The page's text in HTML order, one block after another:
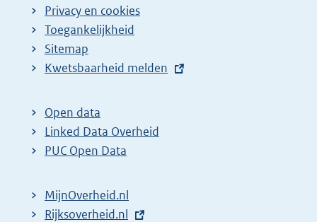
Privacy en cookies
Toegankelijkheid
Sitemap
E
t
e
r
l
Kwetsbaarheid melden
Open data
Linked Data Overheid
PUC Open Data
MijnOverheid.nl
E
Rijksoverheid.nl